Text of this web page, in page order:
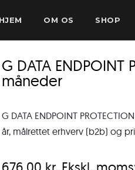
HJEM OM OS SHOP
G DATA ENDPOINT
måneder
G DATA ENDPOINT
år, målrettet erhverv (b2b) og